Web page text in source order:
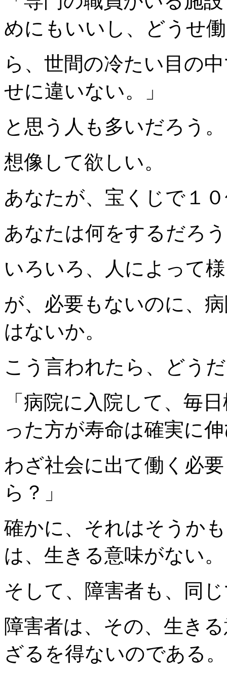
めにもいいし、どうせ
ら、世間の冷たい目の
せに違いない。」
と思う人も多いだろう。
想像して欲しい。
あなたが、宝くじで１
あなたは何をするだろ
いろいろ、人によって
が、必要もないのに、
はないか。
こう言われたら、どう
「病院に入院して、毎
った方が寿命は確実に
わざ社会に出て働く必
ら？」
確かに、それはそうか
は、生きる意味がない。
そして、障害者も、同
障害者は、その、生き
ざるを得ないのである。